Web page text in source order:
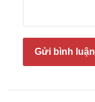
Gửi bình luận